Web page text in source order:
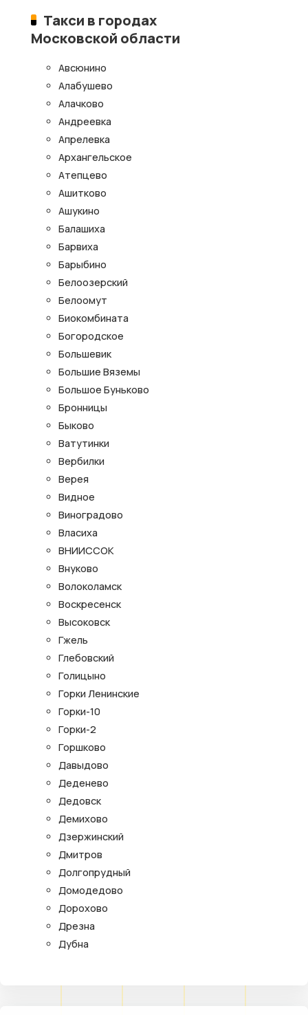
Такси в городах
Московской области
Авсюнино
Алабушево
Алачково
Андреевка
Апрелевка
Архангельское
Атепцево
Ашитково
Ашукино
Балашиха
Барвиха
Барыбино
Белоозерский
Белоомут
Биокомбината
Богородское
Большевик
Большие Вяземы
Большое Буньково
Бронницы
Быково
Ватутинки
Вербилки
Верея
Видное
Виноградово
Власиха
ВНИИССОК
Внуково
Волоколамск
Воскресенск
Высоковск
Гжель
Глебовский
Голицыно
Горки Ленинские
Горки-10
Горки-2
Горшково
Давыдово
Деденево
Дедовск
Демихово
Дзержинский
Дмитров
Долгопрудный
Домодедово
Дорохово
Дрезна
Дубна